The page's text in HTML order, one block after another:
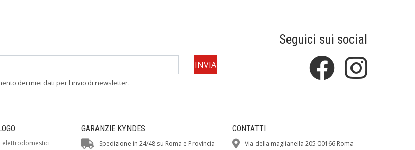
dei miei dati per l'invio di newsletter.
Seguici sui social
elettrodomestici
GARANZIE KYNDES
Spedizione in 24/48 su Roma e Provincia
CONTATTI
Via della maglianella 205 00166 Roma